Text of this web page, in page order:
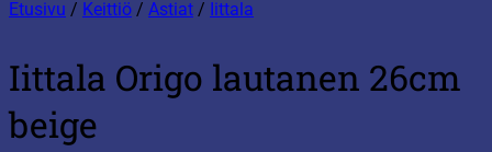
Etusivu / Keittiö / Astiat / Iittala
Iittala Origo lautanen 26cm
beige